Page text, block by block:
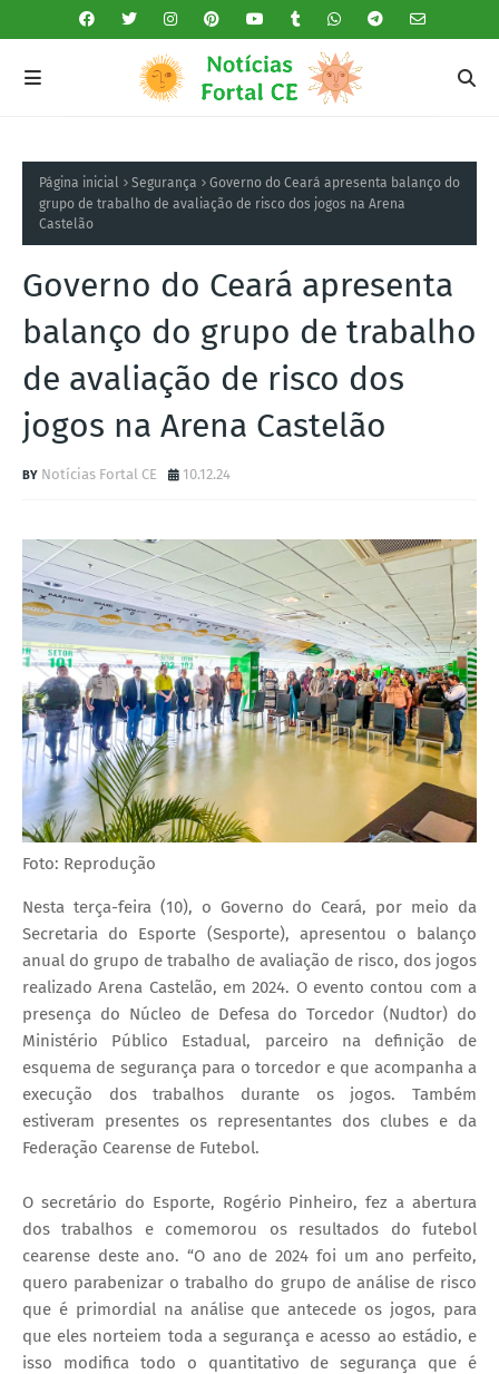
Página inicial Segurança
Governo do Ceará apresenta balanço do
grupo de trabalho de avaliação de risco dos jogos na Arena
Castelão
Governo do Ceará apresenta
balanço do grupo de trabalho
de avaliação de risco dos
jogos na Arena Castelão
Notícias Fortal CE 10.12.24
Foto: Reprodução
Nesta terça-feira (10), o Governo do Ceará, por meio da
Secretaria do Esporte (Sesporte), apresentou o balanço
anual do grupo de trabalho de avaliação de risco, dos jogos
realizado Arena Castelão, em 2024. O evento contou com a
presença do Núcleo de Defesa do Torcedor (Nudtor) do
Ministério Público Estadual, parceiro na definição de
esquema de segurança para o torcedor e que acompanha a
execução dos trabalhos durante os jogos. Também
estiveram presentes os representantes dos clubes e da
Federação Cearense de Futebol.
O secretário do Esporte, Rogério Pinheiro, fez a abertura
dos trabalhos e comemorou os resultados do futebol
cearense deste ano. “O ano de 2024 foi um ano perfeito,
quero parabenizar o trabalho do grupo de análise de risco
que é primordial na análise que antecede os jogos, para
que eles norteiem toda a segurança e acesso ao estádio, e
isso modifica todo o quantitativo de segurança que é